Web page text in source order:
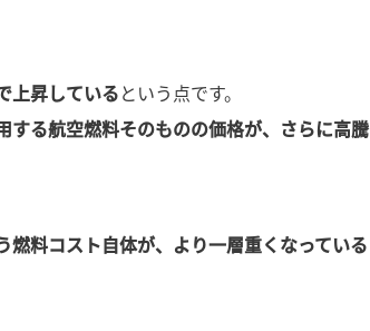
上昇しているという点です。
する航空燃料そのものの価格が、さらに高騰
燃料コスト自体が、より一層重くなっている